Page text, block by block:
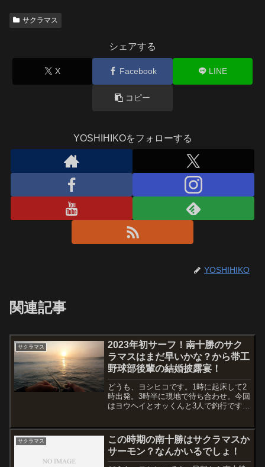
サクラマス
シェアする
X Facebook LINE
コピー
YOSHIHIKOをフォローする
YOSHIHIKO
関連記事
サクラマス
2023年初サーフ！南十勝のサク
ラマスはまだ早いかな？から帯工
野球部後輩の結婚披露宴！
どうも、ヨシヒコです。1時に起床して2
時出発。3時半に現地で待ち合わせ。今回
はヨウヘイとオッくんと3人で釣行です。
も釣れたら良いなーそんな思いで到着し
たら…まだ少し暗い...
サクラマス
この時期の南十勝はサクラマスか
サーモン？なんかいるでしょ！